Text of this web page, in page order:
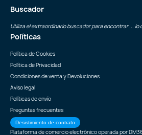
Buscador
Utiliza el extraordinario buscador para encontrar ... lo
Políticas
Política de Cookies
Política de Privacidad
Condiciones de venta y Devoluciones
Aviso legal
Políticas de envío
Preguntas frecuentes
Desistimiento de contrato
Plataforma de comercio electrónico operada por